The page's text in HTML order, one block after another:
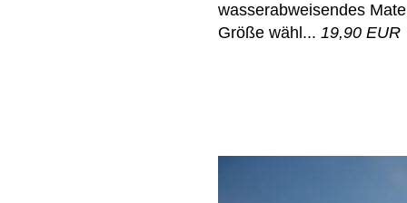
wasserabweisendes
Größe wähl... 19,90 EUR